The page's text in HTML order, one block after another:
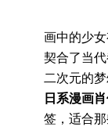
画中的少
契合了当
二次元的
日系漫画
签，适合那